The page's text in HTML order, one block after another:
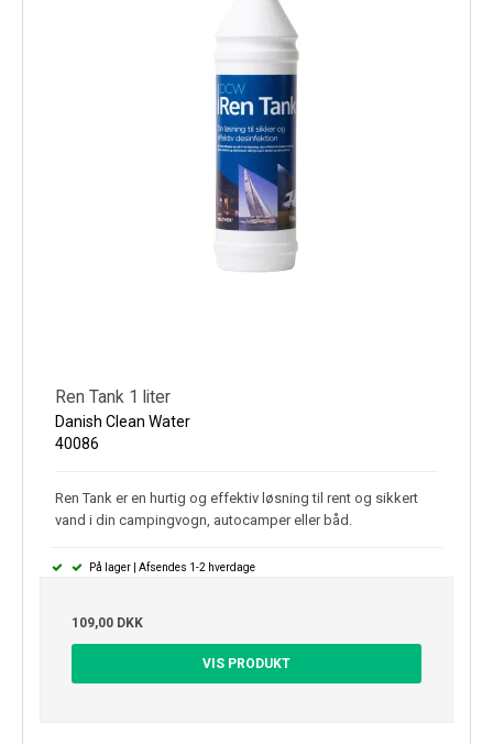
Ren Tank 1 liter
Danish Clean Water
40086
Ren Tank er en hurtig og effektiv løsning til rent og sikkert
vand i din campingvogn, autocamper eller båd.
På lager | Afsendes 1-2 hverdage
109,00 DKK
VIS PRODUKT